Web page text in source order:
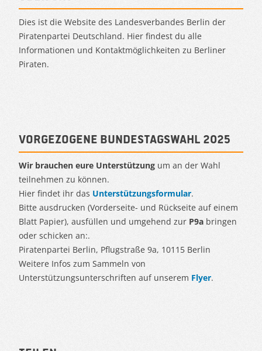
Dies ist die Website des Landesverbandes Berlin der
Piratenpartei Deutschland. Hier findest du alle
Informationen und Kontaktmöglichkeiten zu Berliner
Piraten.
Vorgezogene Bundestagswahl 2025
Wir brauchen eure Unterstützung um an der Wahl
teilnehmen zu können.
Hier findet ihr das Unterstützungsformular.
Bitte ausdrucken (Vorderseite- und Rückseite auf einem
Blatt Papier), ausfüllen und umgehend zur P9a bringen
oder schicken an:.
Piratenpartei Berlin, Pflugstraße 9a, 10115 Berlin
Weitere Infos zum Sammeln von
Unterstützungsunterschriften auf unserem Flyer.